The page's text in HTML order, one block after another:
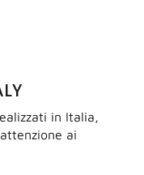
in Italia,
ai